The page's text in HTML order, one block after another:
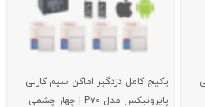
پکیج کامل دزدگیر اماکن سیم کارتی
پایرونیکس مدل P70 | چهار چشمی